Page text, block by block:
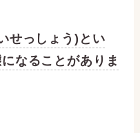
せっしょう)とい
なることがありま